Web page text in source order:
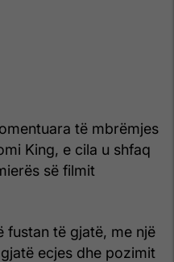
të mbrëmjes
King, e cila u shfaq
së filmit
fustan të gjatë, me një
ecjes dhe pozimit